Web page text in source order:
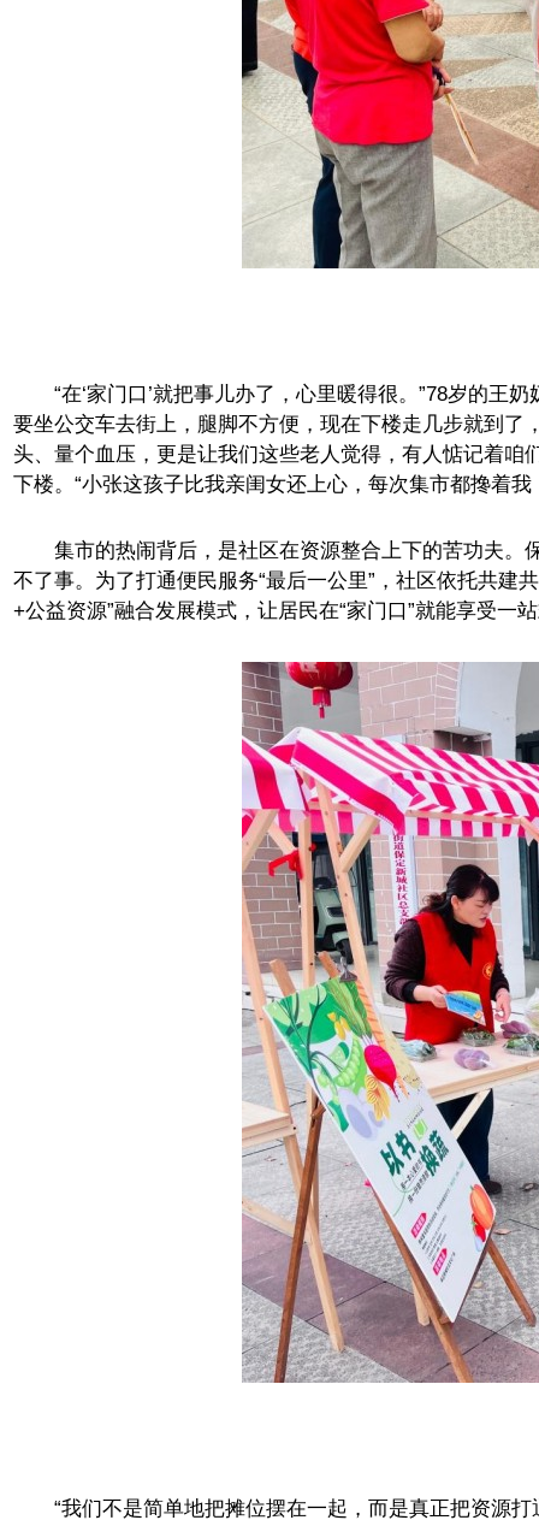
“在‘家门口’就把事儿办了，心里暖得很。”78岁的王奶
要坐公交车去街上，腿脚不方便，现在下楼走几步就到了
头、量个血压，更是让我们这些老人觉得，有人惦记着
下楼。“小张这孩子比我亲闺女还上心，每次集市都搀着
集市的热闹背后，是社区在资源整合上下的苦功夫。
不了事。为了打通便民服务“最后一公里”，社区依托共建
+公益资源”融合发展模式，让居民在“家门口”就能享受一
“我们不是简单地把摊位摆在一起，而是真正把资源打